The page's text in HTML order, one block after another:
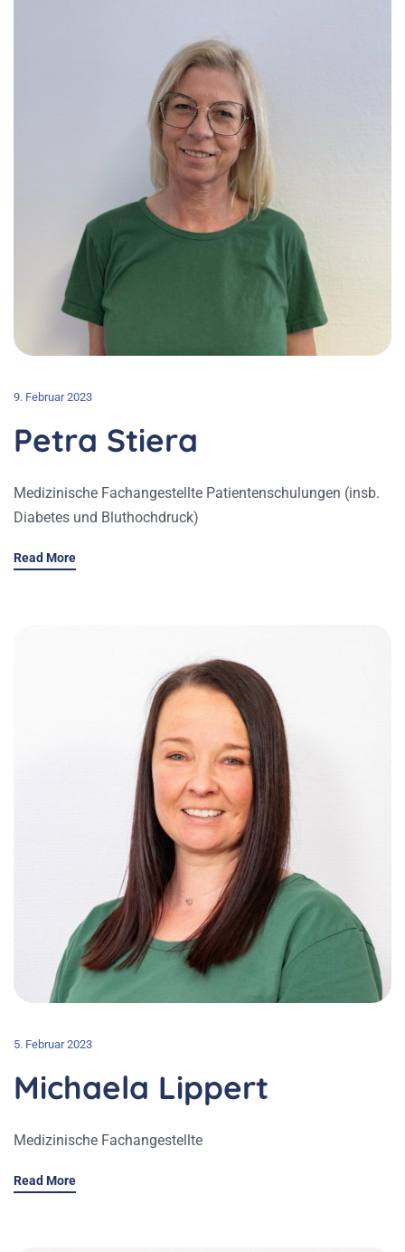
9. Februar 2023
Petra Stiera
Medizinische Fachangestellte Patientenschulungen (insb.
Diabetes und Bluthochdruck)
Read More
5. Februar 2023
Michaela Lippert
Medizinische Fachangestellte
Read More